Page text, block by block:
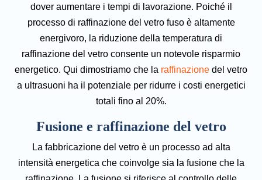
dover aumentare i tempi di lavorazione. Poiché il
processo di raffinazione del vetro fuso è altamente
energivoro, la riduzione della temperatura di
raffinazione del vetro consente un notevole risparmio
energetico. Qui dimostriamo che la raffinazione del vetro
a ultrasuoni ha il potenziale per ridurre i costi energetici
totali fino al 20%.
Fusione e raffinazione del vetro
La fabbricazione del vetro è un processo ad alta
intensità energetica che coinvolge sia la fusione che la